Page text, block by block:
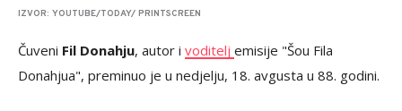
IZVOR: YOUTUBE/TODAY/ PRINTSCREEN
Čuveni Fil Donahju, autor i voditelj emisije "Šou Fila
Donahjua", preminuo je u nedjelju, 18. avgusta u 88. godini.